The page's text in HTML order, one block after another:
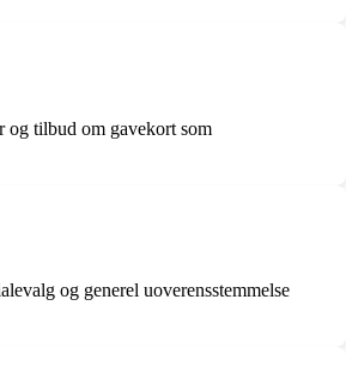
og tilbud om gavekort som
og generel uoverensstemmelse